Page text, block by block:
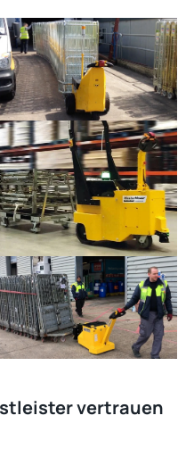
vertrauen